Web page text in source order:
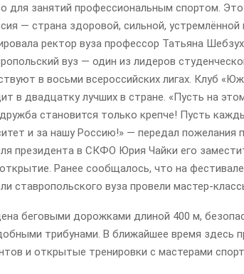
для занятий профессиональным спортом.
— страна здоровой, сильной,
ректор вуза профессор Татьяна
вуз — один из лидеров
в восьми всероссийских лигах. Клуб
в двадцатку лучших в стране. «Пусть на
становится только крепче! Пусть
и за нашу Россию!» — передал пожелания
президента в СКФО Юрия Чайки его
Ранее сообщалось, что на
ставропольского вуза провели мастер-
беговыми дорожками длиной 400 м,
трибунами. В ближайшее время здесь
и открытые тренировки с мастерами